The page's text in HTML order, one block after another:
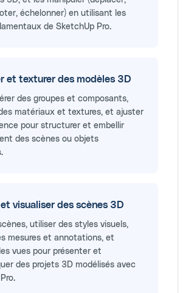
échelonner) en utilisant les
de SketchUp Pro.
et texturer des modèles 3D
des groupes et composants,
matériaux et textures, et ajuster
pour structurer et embellir
des scènes ou objets
et visualiser des scènes 3D
utiliser des styles visuels,
mesures et annotations, et
vues pour présenter et
des projets 3D modélisés avec